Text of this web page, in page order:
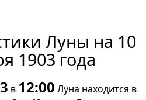
Луны на 10
1903 года
в 12:00 Луна находится в